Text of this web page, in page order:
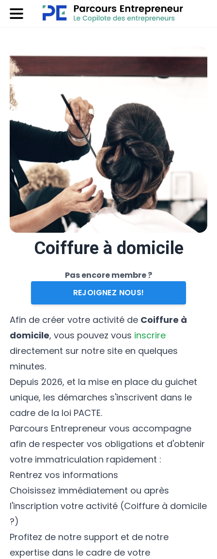
Coiffure à domicile
Pas encore membre ?
REJOIGNEZ NOUS!
Afin de créer votre activité de Coiffure à
domicile, vous pouvez vous inscrire
directement sur notre site en quelques
minutes.
Depuis 2026, et la mise en place du guichet
unique, les démarches s'inscrivent dans le
cadre de la loi PACTE.
Parcours Entrepreneur vous accompagne
afin de respecter vos obligations et d'obtenir
votre immatriculation rapidement :
Rentrez vos informations
Choisissez immédiatement ou après
l'inscription votre activité (Coiffure à domicile
?)
Profitez de notre support et de notre
expertise dans le cadre de votre